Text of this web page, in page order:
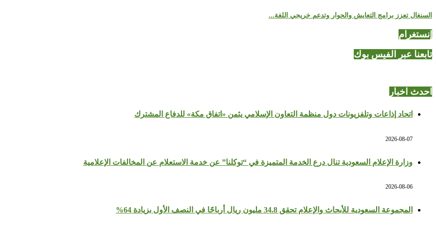
السنغال تعزز برامج التعايش والحوار وتدعم خريجي اللغة...
إنستغرام
تابعنا عبر الفيس بوك
احدث اخبار
اتحاد إذاعات وتلفزيونات دول منظمة التعاون الإسلامي يثمن «اتفاق مكة» للدفاع المشترك
2026-08-07
وزارة الإعلام السعودية تنال درع الخدمة المتميزة في “توكلنا” عن خدمة الاستعلام عن المخالفات الإعلامية
2026-08-06
المجموعة السعودية للأبحاث والإعلام تحقق 34.8 مليون ريال أرباحًا في النصف الأول بزيادة 64%